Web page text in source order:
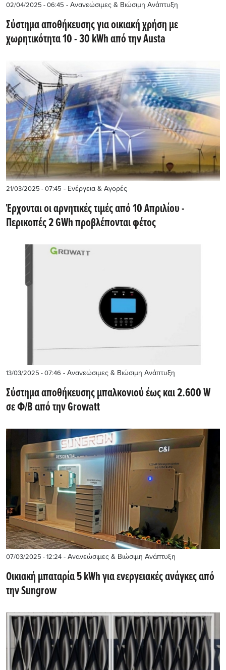
02/04/2025 - 06:45 - Ανανεώσιμες & Βιώσιμη Ανάπτυξη
Σύστημα αποθήκευσης για οικιακή χρήση με
χωρητικότητα 10 - 30 kWh από την Austa
21/03/2025 - 07:45 - Ενέργεια & Αγορές
Έρχονται οι αρνητικές τιμές από 10 Απριλίου -
Περικοπές 2 GWh προβλέπονται φέτος
13/03/2025 - 07:46 - Ανανεώσιμες & Βιώσιμη Ανάπτυξη
Σύστημα αποθήκευσης μπαλκονιού έως και 2.600 W
σε Φ/Β από την Growatt
07/03/2025 - 12:24 - Ανανεώσιμες & Βιώσιμη Ανάπτυξη
Oικιακή μπαταρία 5 kWh για ενεργειακές ανάγκες από
την Sungrow